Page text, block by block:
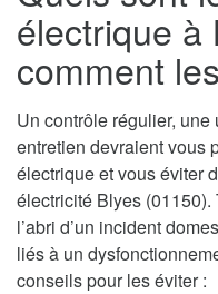
électrique à
comment
Un contrôle régulier,
entretien devraient vous
électrique et vous éviter
électricité Blyes
l’abri d’un incident
liés à un
conseils pour les éviter :